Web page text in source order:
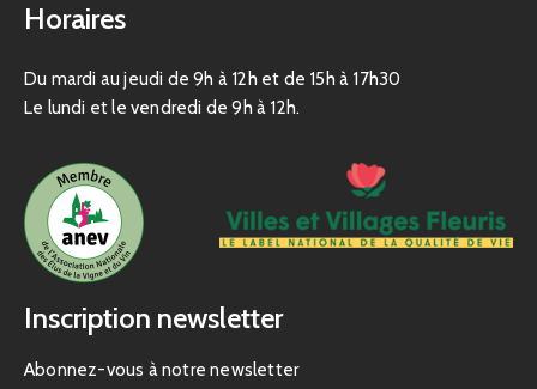
Horaires
Du mardi au jeudi de 9h à 12h et de 15h à 17h30
Le lundi et le vendredi de 9h à 12h.
Inscription newsletter
Abonnez-vous à notre newsletter